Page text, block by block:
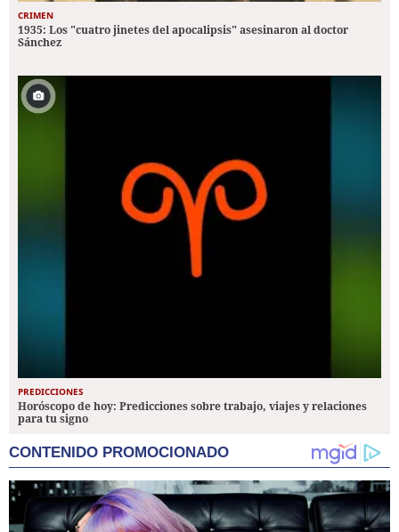
CRIMEN
1935: Los "cuatro jinetes del apocalipsis" asesinaron al doctor
Sánchez
PREDICCIONES
Horóscopo de hoy: Predicciones sobre trabajo, viajes y relaciones
para tu signo
CONTENIDO PROMOCIONADO